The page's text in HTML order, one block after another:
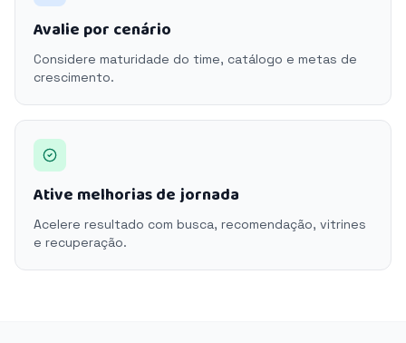
Avalie por cenário
Considere maturidade do time, catálogo e metas de
crescimento.
Ative melhorias de jornada
Acelere resultado com busca, recomendação, vitrines
e recuperação.